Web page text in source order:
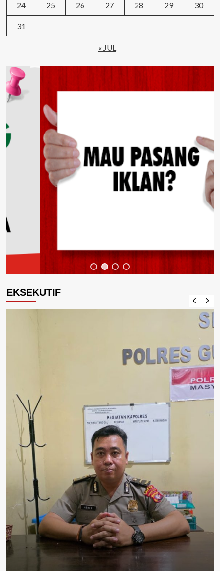
24 25 26 27 28 29 30
31
« JUL
EKSEKUTIF